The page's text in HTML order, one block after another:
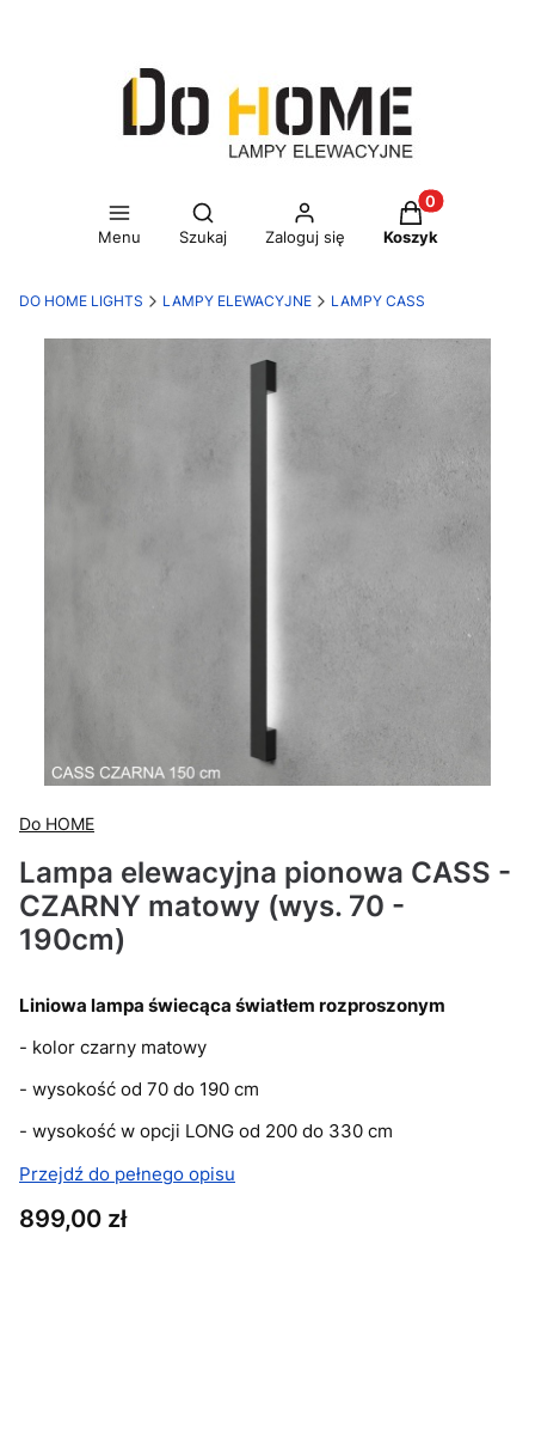
Menu
Otwórz wyszukiwarkę
Szukaj Zaloguj się
Produkty w
Koszyk
DO HOME LIGHTS LAMPY ELEWACYJNE LAMPY CASS
Do HOME
Lampa elewacyjna pionowa CASS -
CZARNY matowy (wys. 70 -
190cm)
Liniowa lampa świecąca światłem rozproszonym
- kolor czarny matowy
- wysokość od 70 do 190 cm
- wysokość w opcji LONG od 200 do 330 cm
Przejdź do pełnego opisu
Cena
899,00 zł